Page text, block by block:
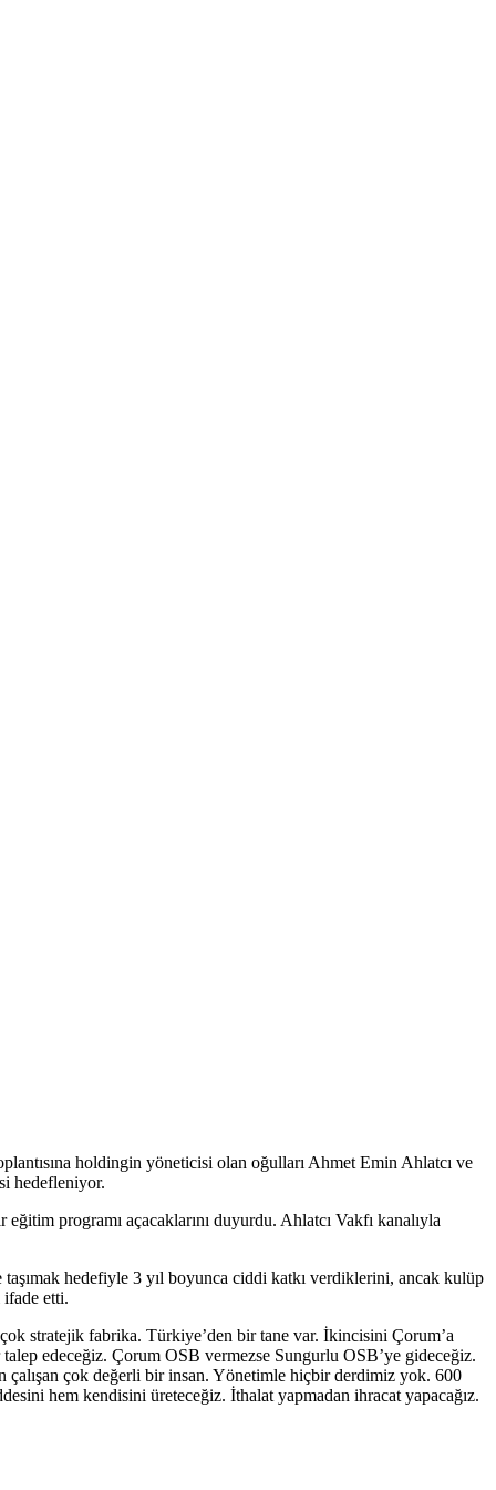
holdingin yöneticisi olan oğulları Ahmet Emin Ahlatcı ve
hedefleniyor.
programı açacaklarını duyurdu. Ahlatcı Vakfı kanalıyla
hedefiyle 3 yıl boyunca ciddi katkı verdiklerini, ancak kulüp
ifade etti.
stratejik fabrika. Türkiye’den bir tane var. İkincisini Çorum’a
edeceğiz. Çorum OSB vermezse Sungurlu OSB’ye gideceğiz.
çok değerli bir insan. Yönetimle hiçbir derdimiz yok. 600
hem kendisini üreteceğiz. İthalat yapmadan ihracat yapacağız.